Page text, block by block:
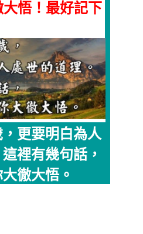
悟！最好記下
更要明白為人
裡有幾句話，
徹大悟。